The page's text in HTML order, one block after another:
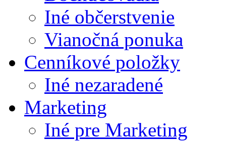
Iné občerstvenie
Vianočná ponuka
Cenníkové položky
Iné nezaradené
Marketing
Iné pre Marketing